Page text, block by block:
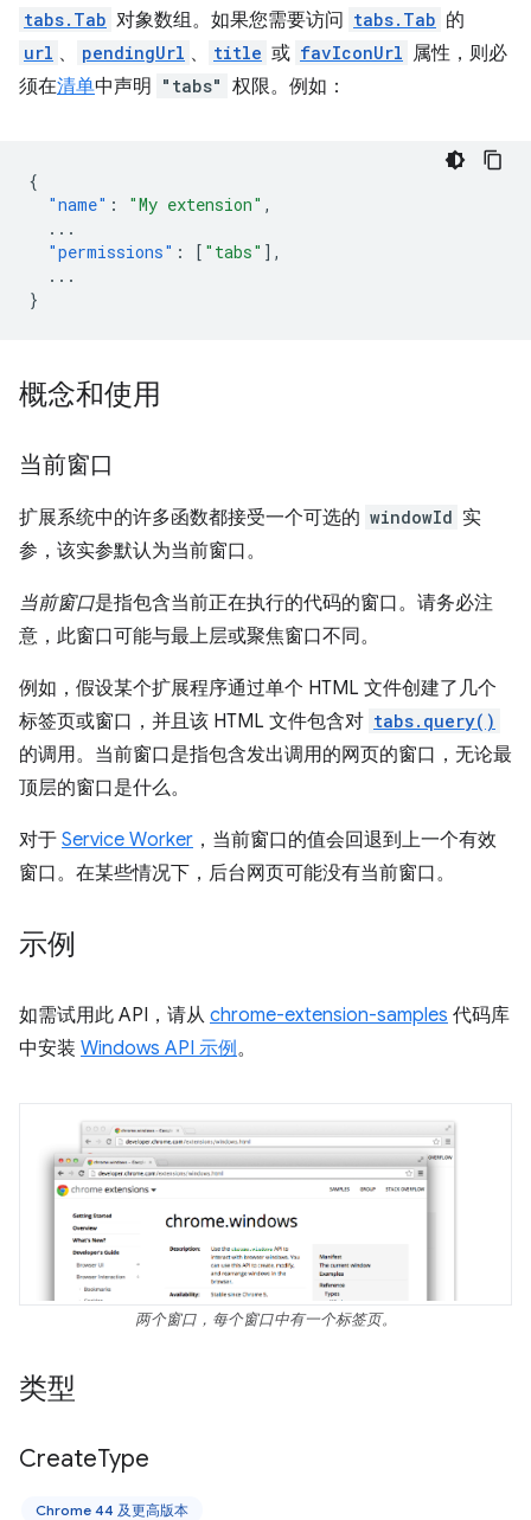
tabs.Tab 对象数组。如果您需要访问 tabs.Tab 的
url 、 pendingUrl 、 title 或 favIconUrl 属性，则必
须在清单中声明 "tabs" 权限。例如：
{
"name" : "My extension" ,
...
"permissions" : [ "tabs" ],
...
}
概念和使用
当前窗口
扩展系统中的许多函数都接受一个可选的 windowId 实
参，该实参默认为当前窗口。
当前窗口是指包含当前正在执行的代码的窗口。请务必注
意，此窗口可能与最上层或聚焦窗口不同。
例如，假设某个扩展程序通过单个 HTML 文件创建了几个
标签页或窗口，并且该 HTML 文件包含对 tabs.query()
的调用。当前窗口是指包含发出调用的网页的窗口，无论最
顶层的窗口是什么。
对于 Service Worker ，当前窗口的值会回退到上一个有效
窗口。在某些情况下，后台网页可能没有当前窗口。
示例
如需试用此 API，请从 chrome-extension-samples 代码库
中安装 Windows API 示例。
两个窗口，每个窗口中有一个标签页。
类型
CreateType
Chrome 44 及更高版本